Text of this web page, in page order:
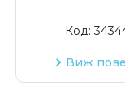
Код:
Виж